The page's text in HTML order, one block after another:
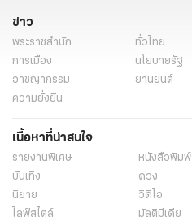
ข่าว
พระราชสำนัก ทั่วไทย
การเมือง
นโยบายรัฐ
อาชญากรรม
ยานยนต์
ความยั่งยืน
เนื้อหาที่น่าสนใจ
รายงานพิเศษ หนังสือพิมพ์
บันเทิง
ดวง
นิยาย
วิดีโอ
ไลฟ์สไตล์
มัลติมีเดีย